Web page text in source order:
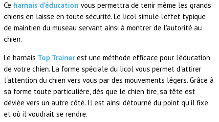
Ce harnais d'éducation vous permettra de tenir même les grands
chiens en laisse en toute sécurité. Le licol simule l'effet typique
de maintien du museau servant ainsi à montrer de l'autorité au
chien.
Le harnais Top Trainerest une méthode efficace pour l'éducation
de votre chien. La forme spéciale du licol vous permet d'attirer
l'attention du chien vers vous par des mouvements légers. Grâce à
sa forme toute particulière, dès que le chien tire, sa tête est
déviée vers un autre côté. Il est ainsi détourné du point qu'il fixe
et où il voudrait se rendre.